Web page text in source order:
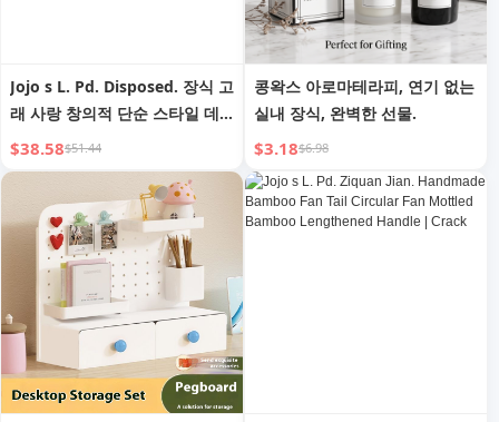
Jojo s L. Pd. Disposed. 장식 고
래 사랑 창의적 단순 스타일 데
스크탑 장식 | Discrete
$38.58$51.44
콩왁스 아로마테라피, 연기 없는
실내 장식, 완벽한 선물.
$3.18$6.98